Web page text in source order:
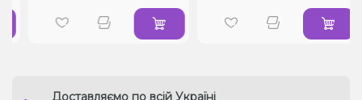
Доставляємо по всій Україні